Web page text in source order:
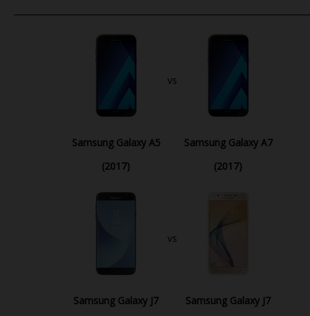
Samsung Galaxy A5
(2017)
vs
Samsung Galaxy A7
(2017)
Samsung Galaxy J7
vs
Samsung Galaxy J7